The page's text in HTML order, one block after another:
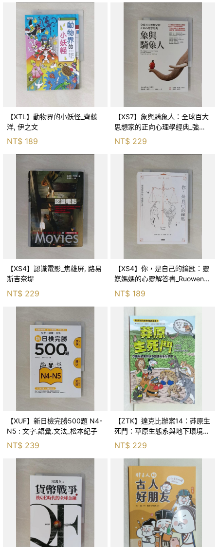
【XTL】動物界的小妖怪_齊藤
洋, 伊之文
NT$ 189
【XS7】象與騎象人：全球百大
思想家的正向心理學經典_強納
森．海德, 李靜瑤
NT$ 229
【XS4】認識電影_焦雄屏, 路易
斯吉奈堤
NT$ 229
【XS4】你，是自己的鑰匙：靈
媒媽媽的心靈解答書_Ruowen
Huang
NT$ 189
【XUF】新日檢完勝500題 N4-
N5 : 文字.語彙.文法_松本紀子
NT$ 239
【ZTK】達克比辦案14：莽原生
死鬥：草原生態系與地下環境的
生存適應_柯智元
NT$ 229